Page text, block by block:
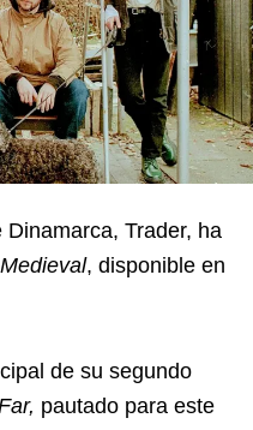
Trader, ha
Medieval, disponible en
de su segundo
pautado para este